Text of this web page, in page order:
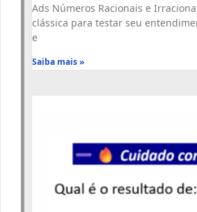
Ads Números Racionais e
clássica para testar seu
e
Saiba mais »